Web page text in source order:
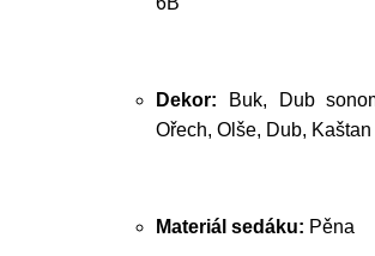
Dekor: Buk, Dub
Ořech, Olše, Dub, Kaštan
Materiál sedáku: Pěna